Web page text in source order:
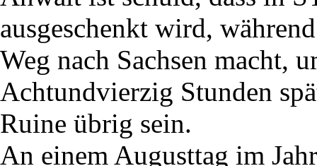
ausgeschenkt wird,
Weg nach Sachsen macht,
Achtundvierzig Stunden
Ruine übrig sein.
An einem Augusttag im